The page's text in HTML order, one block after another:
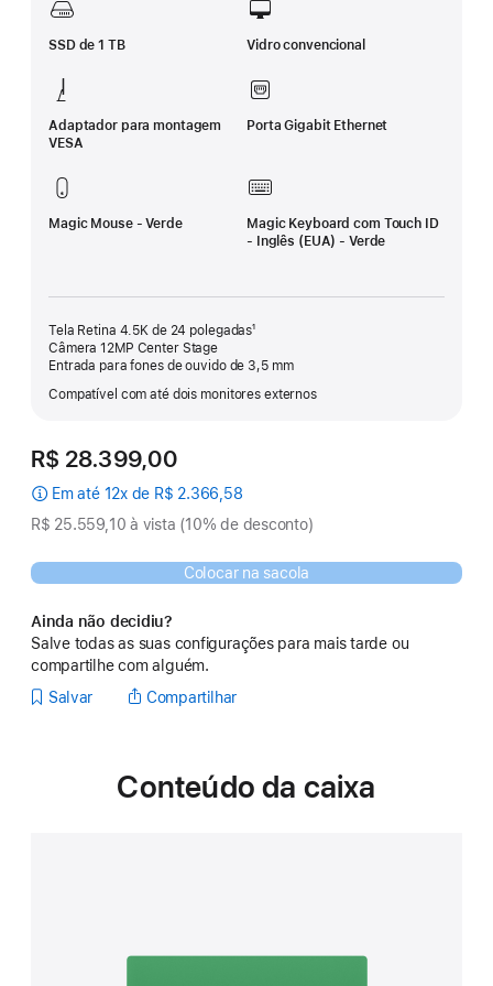
SSD de 1 TB Vidro convencional
Adaptador para montagem
VESA
Porta Gigabit Ethernet
Magic Mouse - Verde
Magic Keyboard com Touch ID
- Inglês (EUA) - Verde
Tela Retina 4.5K de 24 polegadas¹
Câmera 12MP Center Stage
Entrada para fones de ouvido de 3,5 mm
Compatível com até dois monitores externos
R$ 28.399,00
Em até 12x de R$ 2.366,58
R$ 25.559,10 à vista (10% de desconto)
Colocar na sacola
Ainda não decidiu?
Salve todas as suas configurações para mais tarde ou
compartilhe com alguém.
Salvar
Compartilhar
Conteúdo da caixa